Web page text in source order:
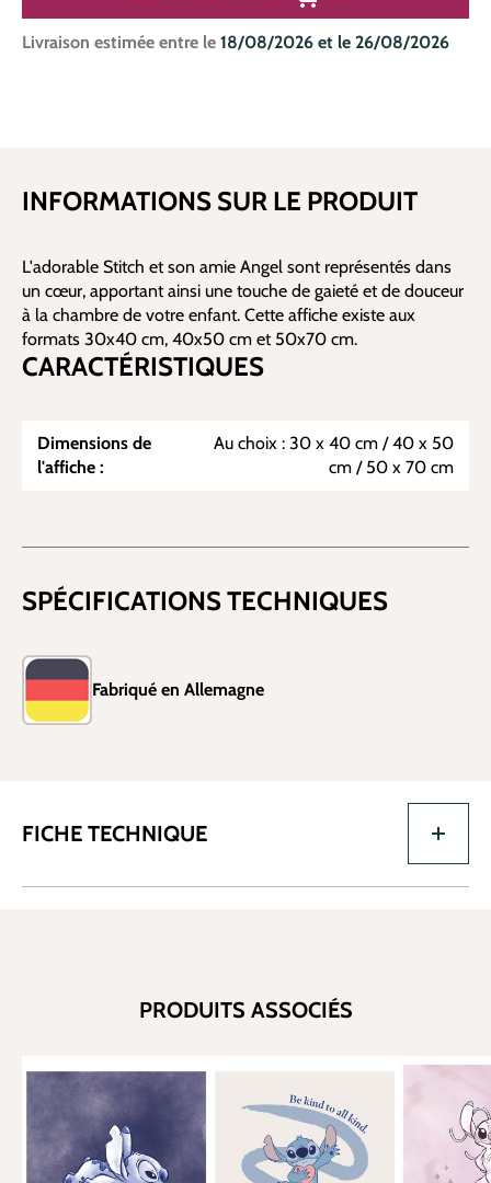
Livraison estimée entre le 18/08/2026 et le 26/08/2026
INFORMATIONS SUR LE PRODUIT
L'adorable Stitch et son amie Angel sont représentés dans
un cœur, apportant ainsi une touche de gaieté et de douceur
à la chambre de votre enfant. Cette affiche existe aux
formats 30x40 cm, 40x50 cm et 50x70 cm.
CARACTÉRISTIQUES
Dimensions de
l'affiche :
Au choix : 30 x 40 cm / 40 x 50
cm / 50 x 70 cm
SPÉCIFICATIONS TECHNIQUES
Fabriqué en Allemagne
FICHE TECHNIQUE
PRODUITS ASSOCIÉS